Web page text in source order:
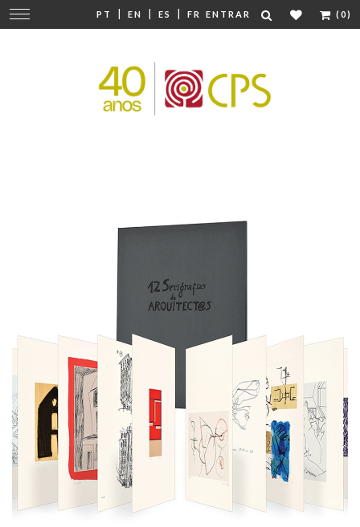
PT | EN | ES | FR ENTRAR (0)
Mudar
navegação